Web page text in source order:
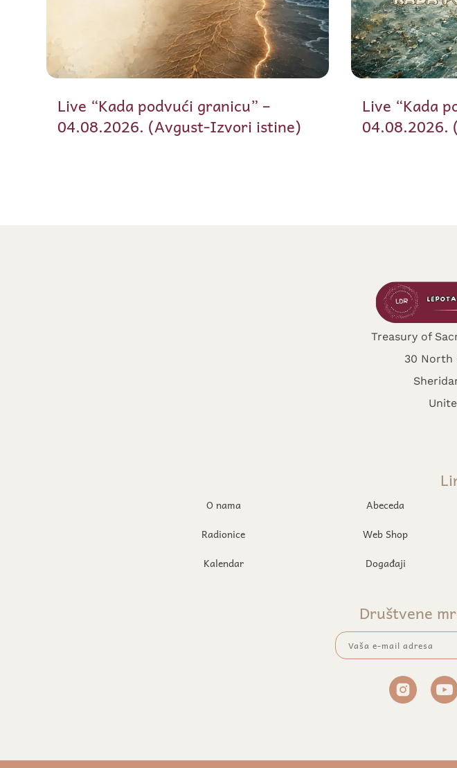
Live “Kada podvući granicu” –
04.08.2026. (Avgust-Izvori istine)
Live “Kada
04.08.2026.
Treasury of
30 North
O nama Abeceda
Radionice
Web Shop
Kalendar
Događaji
Društvene